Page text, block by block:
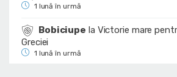
1 lună în urmă
Bobiciupe la Victorie mare
Greciei
1 lună în urmă